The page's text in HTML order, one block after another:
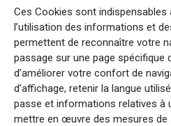
Ces Cookies sont indispensables
l’utilisation des informations et
permettent de reconnaître votre
passage sur une page spécifique
d’améliorer votre confort de
d’affichage, retenir la langue
passe et informations relatives à
mettre en œuvre des mesures de